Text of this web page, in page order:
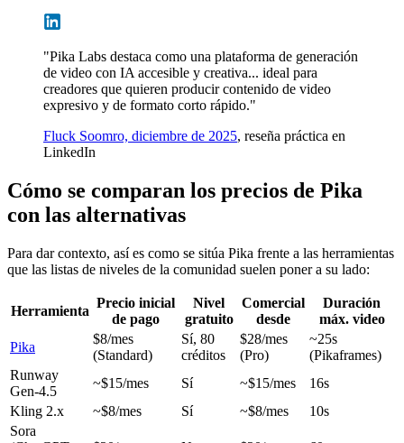
"Pika Labs destaca como una plataforma de generación
de video con IA accesible y creativa... ideal para
creadores que quieren producir contenido de video
expresivo y de formato corto rápido."
Fluck Soomro, diciembre de 2025, reseña práctica en
LinkedIn
Cómo se comparan los precios de Pika
con las alternativas
Para dar contexto, así es como se sitúa Pika frente a las herramientas
que las listas de niveles de la comunidad suelen poner a su lado:
Herramienta
Precio inicial
de pago
Nivel
gratuito
Comercial
desde
Duración
máx. video
Pika
$8/mes
(Standard)
Sí, 80
créditos
$28/mes
(Pro)
~25s
(Pikaframes)
Runway
Gen-4.5
~$15/mes Sí ~$15/mes
16s
Kling 2.x
~$8/mes Sí ~$8/mes
10s
Sora